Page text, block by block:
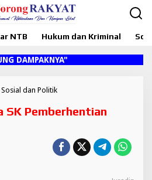
NTB Hukum dan Kriminal
Sosial dan Politik
U
L
U
SK Pemberhentian